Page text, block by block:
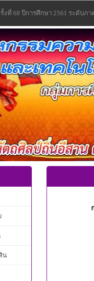
ที่ 68 ปีการศึกษา 2561 ระดับภา
น